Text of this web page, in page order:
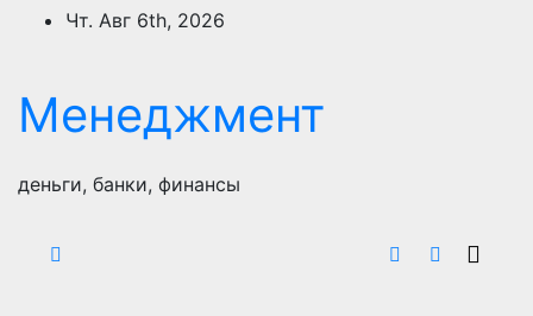
ПерейтиЧт. Авг 6th, 2026
Менеджмент
деньги, банки, финансы